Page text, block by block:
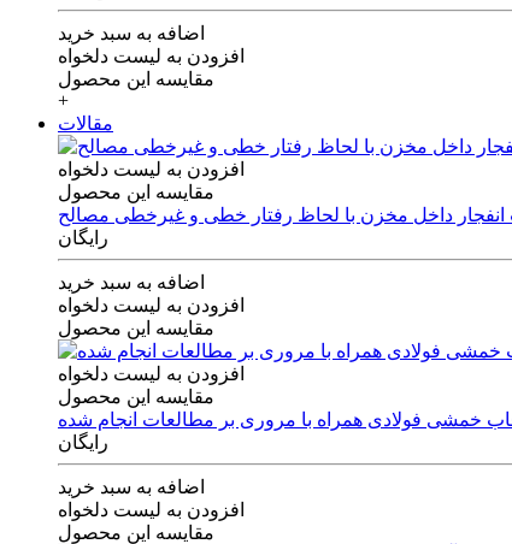
اضافه به سبد خرید
افزودن به لیست دلخواه
مقایسه این محصول
+
مقالات
افزودن به لیست دلخواه
مقایسه این محصول
انفجار داخل مخزن با لحاظ رفتار خطی و غیرخطی مصالح
رایگان
اضافه به سبد خرید
افزودن به لیست دلخواه
مقایسه این محصول
افزودن به لیست دلخواه
مقایسه این محصول
خمشی فولادی همراه با مروری بر مطالعات انجام شده
رایگان
اضافه به سبد خرید
افزودن به لیست دلخواه
مقایسه این محصول